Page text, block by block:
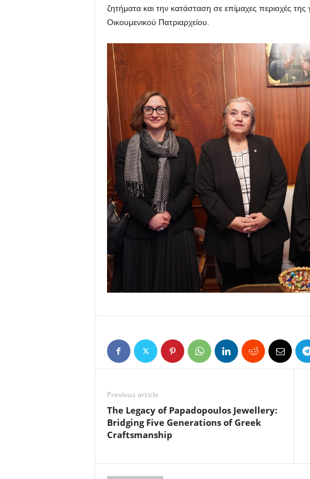
ζητήματα και την κατάσταση σε επίμαχες περιοχές
Οικουμενικού Πατριαρχείου.
Previous article
The Legacy of Papadopoulos Jewellery:
Bridging Five Generations of Greek
Craftsmanship